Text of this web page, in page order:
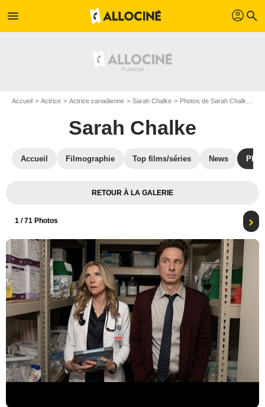
menu profil search
Accueil Actrice Actrice canadienne Sarah Chalke Photos de Sarah Chalke
Sarah Chalke
Accueil Filmographie Top films/séries News
RETOUR À LA GALERIE
1 / 71 Photos